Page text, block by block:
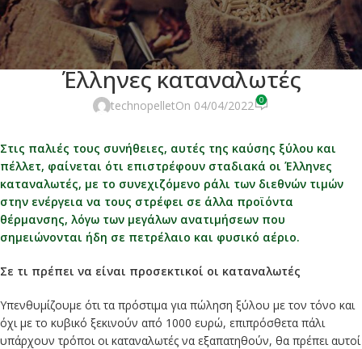
Σε καυσόξυλα και πέλλετ
στρέφονται ξανα για θέρμανση οι
Έλληνες καταναλωτές
technopelletOn 04/04/2022 0
Στις παλιές τους συνήθειες, αυτές της καύσης ξύλου και
πέλλετ, φαίνεται ότι επιστρέφουν σταδιακά οι Έλληνες
καταναλωτές, με το συνεχιζόμενο ράλι των διεθνών τιμών
στην ενέργεια να τους στρέφει σε άλλα προϊόντα
θέρμανσης, λόγω των μεγάλων ανατιμήσεων που
σημειώνονται ήδη σε πετρέλαιο και φυσικό αέριο.
Σε τι πρέπει να είναι προσεκτικοί οι καταναλωτές
Υπενθυμίζουμε ότι τα πρόστιμα για πώληση ξύλου με τον τόνο και
όχι με το κυβικό ξεκινούν από 1000 ευρώ, επιπρόσθετα πάλι
υπάρχουν τρόποι οι καταναλωτές να εξαπατηθούν, θα πρέπει αυτοί